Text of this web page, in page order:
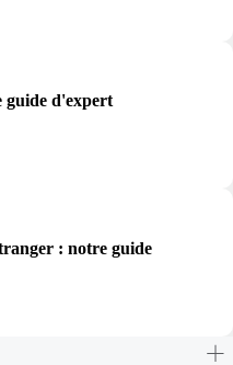
guide d'expert
: notre guide